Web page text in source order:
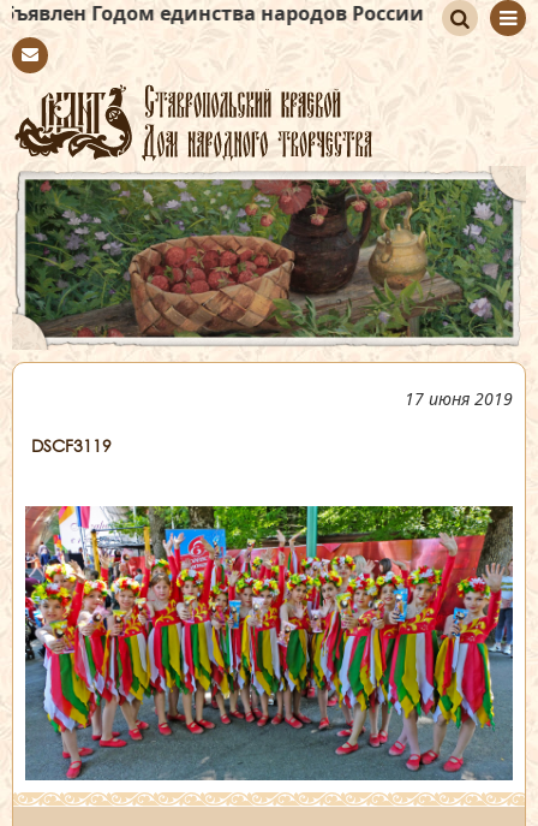
единства народов России
tact
иск
17 июня 2019
DSCF3119